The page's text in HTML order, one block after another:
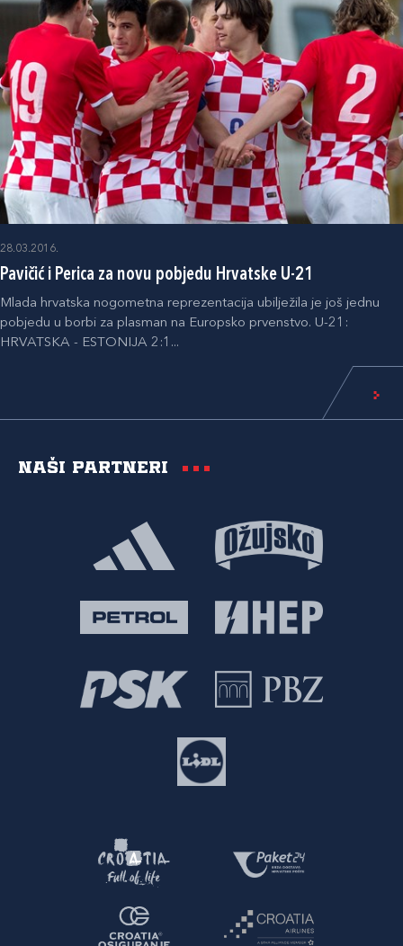
28.03.2016.
Pavičić i Perica za novu pobjedu Hrvatske U-21
Mlada hrvatska nogometna reprezentacija ubilježila je još jednu
pobjedu u borbi za plasman na Europsko prvenstvo. U-21:
HRVATSKA - ESTONIJA 2:1...
Naši partneri